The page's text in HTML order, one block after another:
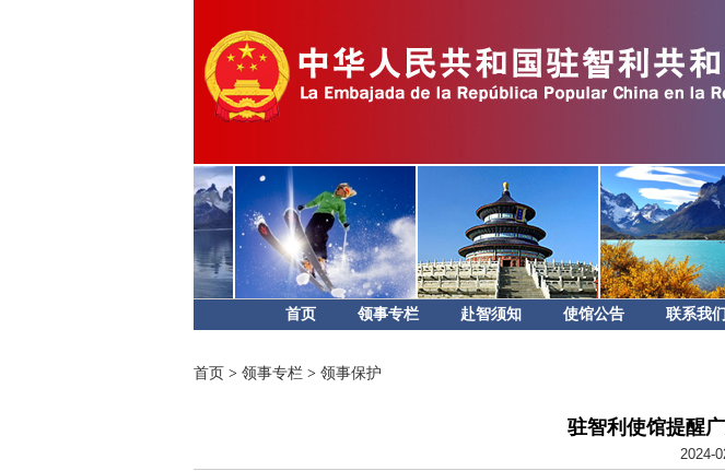
首页 领事专栏 赴智须知 使馆公告 联系我们
首页 > 领事专栏> 领事保护
驻智利使馆提醒
2024-